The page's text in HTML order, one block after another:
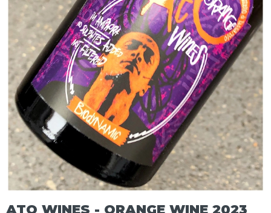
ATO WINES - ORANGE WINE 2023